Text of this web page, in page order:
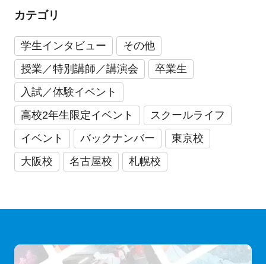
カテゴリ
学生インタビュー
その他
授業／特別講師／講演会
卒業生
入試／体験イベント
高校2年生限定イベント
スクールライフ
イベント
バックナンバー
東京校
大阪校
名古屋校 札幌校